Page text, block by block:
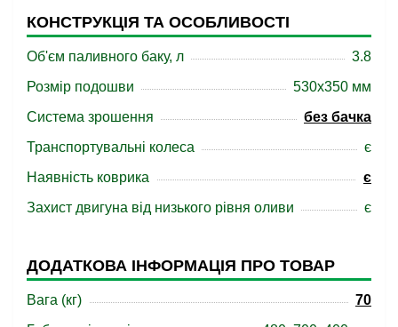
КОНСТРУКЦІЯ ТА ОСОБЛИВОСТІ
Об'єм паливного баку, л
3.8
Розмір подошви
530x350 мм
Система зрошення
без бачка
Транспортувальні колеса
є
Наявність коврика
є
Захист двигуна від низького рівня оливи
є
ДОДАТКОВА ІНФОРМАЦІЯ ПРО ТОВАР
Вага (кг)
70